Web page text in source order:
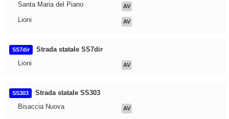
Santa Maria del Piano
AV
Lioni AV
SS7dir
Strada statale SS7dir
Lioni
AV
SS303
Strada statale SS303
Bisaccia Nuova
AV